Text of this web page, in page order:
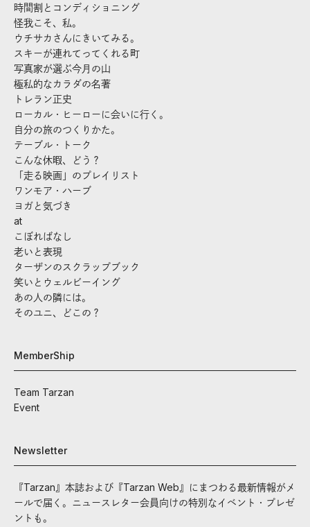
時間割とコンディショニング
怪我こそ、私。
ウチサカさんにきいてみる。
スキーが連れてってくれる町
写真家が選ぶ今月の山
極私的なカラダの名著
トレラン正史
ローカル・ヒーローに会いに行く。
自分の旅のつくりかた。
テーブル・トーク
こんな休暇、どう？
「走る映画」のプレイリスト
ワンモア・ハーブ
ヨガと気づき
at
こぼればなし
老いと表現
ターザンのスクラップブック
笑いとウェルビーイング
あの人の隣には。
そのユニ、どこの？
MemberShip
Team Tarzan
Event
Newsletter
『Tarzan』本誌および『Tarzan Web』にまつわる最新情報がメ
ールで届く。ニュースレター会員向けの特別なイベント・プレゼ
ントも。